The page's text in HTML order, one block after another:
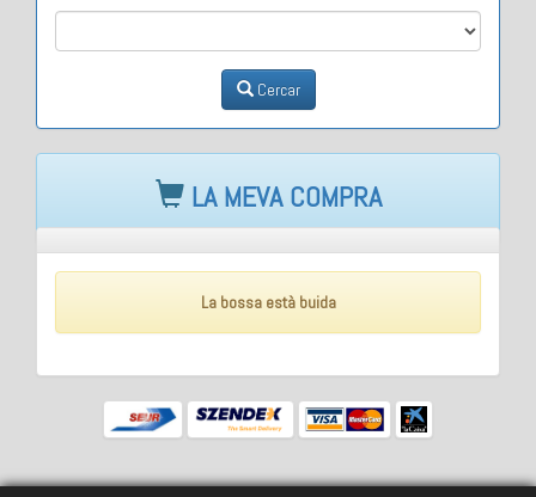
Cercar
LA MEVA COMPRA
La bossa està buida